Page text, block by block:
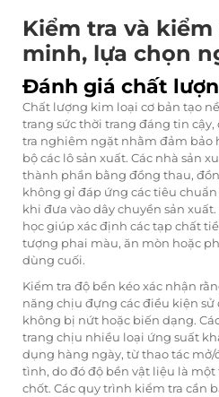
Kiểm tra và
minh, lựa chọn
Đánh giá chất
Chất lượng kim loại cơ bản tạo
trang sức thời trang đáng tin
tra nghiêm ngặt nhằm đảm bảo
bộ các lô sản xuất. Các nhà sản
thành phần bằng đồng thau,
không gỉ đáp ứng các tiêu
khi đưa vào dây chuyền sản
học giúp xác định các tạp chất
tượng phai màu, ăn mòn hoặc
dùng cuối.
Kiểm tra độ bền kéo xác nhận
năng chịu đựng các điều kiện
không bị nứt hoặc biến dạng.
trang chịu nhiều loại ứng suất
dụng hàng ngày, từ thao tác mở/
tình, do đó độ bền vật liệu là
chốt. Các quy trình kiểm tra cần